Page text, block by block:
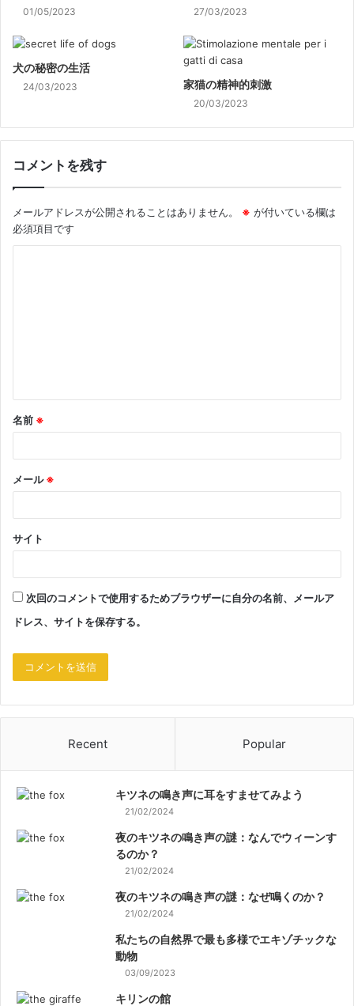
01/05/2023 27/03/2023
犬の秘密の生活
24/03/2023 家猫の精神的刺激
20/03/2023
コメントを残す
メールアドレスが公開されることはありません。 ※ が付いている欄は
必須項目です
名前 ※
メール※
サイト
次回のコメントで使用するためブラウザーに自分の名前、メールア
ドレス、サイトを保存する。
Recent Popular
キツネの鳴き声に耳をすませてみよう
21/02/2024
夜のキツネの鳴き声の謎：なんでウィーンす
るのか？
21/02/2024
夜のキツネの鳴き声の謎：なぜ鳴くのか？
21/02/2024
私たちの自然界で最も多様でエキゾチックな
動物
03/09/2023
キリンの館